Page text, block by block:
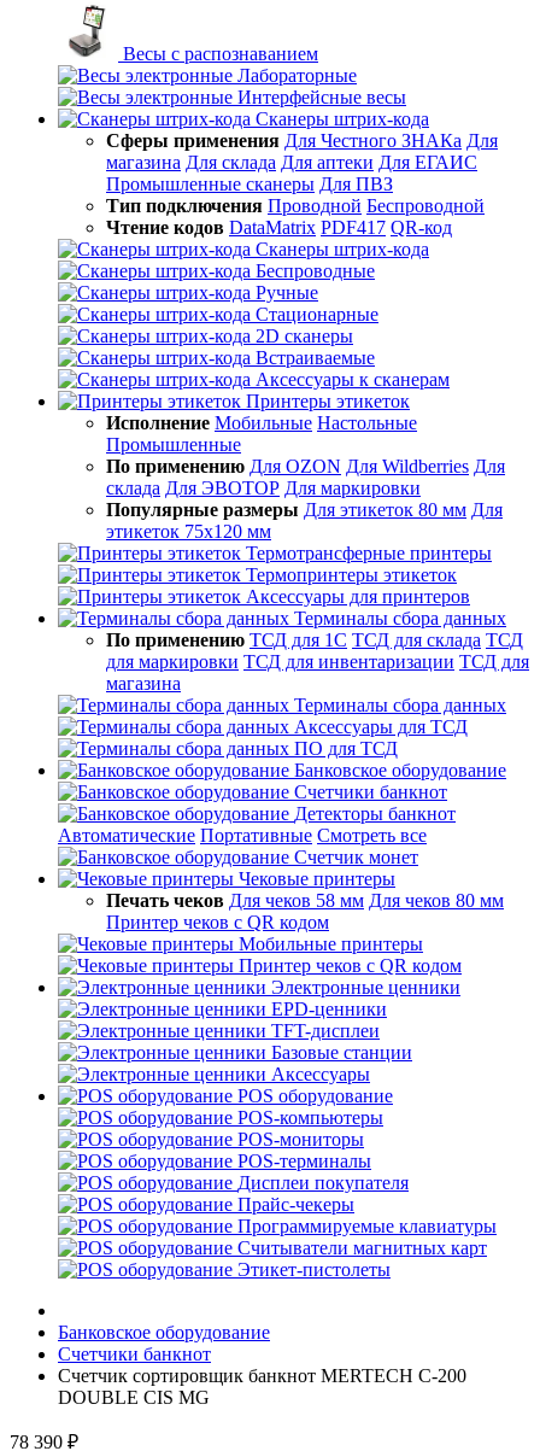
Весы с распознаванием
Лабораторные
Интерфейсные весы
Сканеры штрих-кода
Сферы применения Для Честного ЗНАКа Для
магазина Для склада Для аптеки Для ЕГАИС
Промышленные сканеры Для ПВЗ
Тип подключения Проводной Беспроводной
Чтение кодов DataMatrix PDF417 QR-код
Сканеры штрих-кода
Беспроводные
Ручные
Стационарные
2D сканеры
Встраиваемые
Аксессуары к сканерам
Принтеры этикеток
Исполнение Мобильные Настольные
Промышленные
По применению Для OZON Для Wildberries Для
склада Для ЭВОТОР Для маркировки
Популярные размеры Для этикеток 80 мм Для
этикеток 75х120 мм
Термотрансферные принтеры
Термопринтеры этикеток
Аксессуары для принтеров
Терминалы сбора данных
По применению ТСД для 1С ТСД для склада ТСД
для маркировки ТСД для инвентаризации ТСД для
магазина
Терминалы сбора данных
Аксессуары для ТСД
ПО для ТСД
Банковское оборудование
Счетчики банкнот
Детекторы банкнот
Автоматические Портативные Смотреть все
Счетчик монет
Чековые принтеры
Печать чеков Для чеков 58 мм Для чеков 80 мм
Принтер чеков с QR кодом
Мобильные принтеры
Принтер чеков с QR кодом
Электронные ценники
EPD-ценники
TFT-дисплеи
Базовые станции
Аксессуары
POS оборудование
POS-компьютеры
POS-мониторы
POS-терминалы
Дисплеи покупателя
Прайс-чекеры
Программируемые клавиатуры
Считыватели магнитных карт
Этикет-пистолеты
Банковское оборудование
Счетчики банкнот
Счетчик сортировщик банкнот MERTECH C-200
DOUBLE CIS MG
78 390 ₽